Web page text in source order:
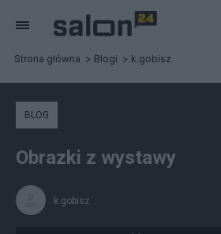
Strona główna Blogi k.gobisz
BLOG
Obrazki z wystawy
k.gobisz